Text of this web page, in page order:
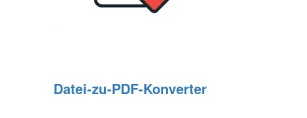
Datei‑zu‑PDF‑Konverter